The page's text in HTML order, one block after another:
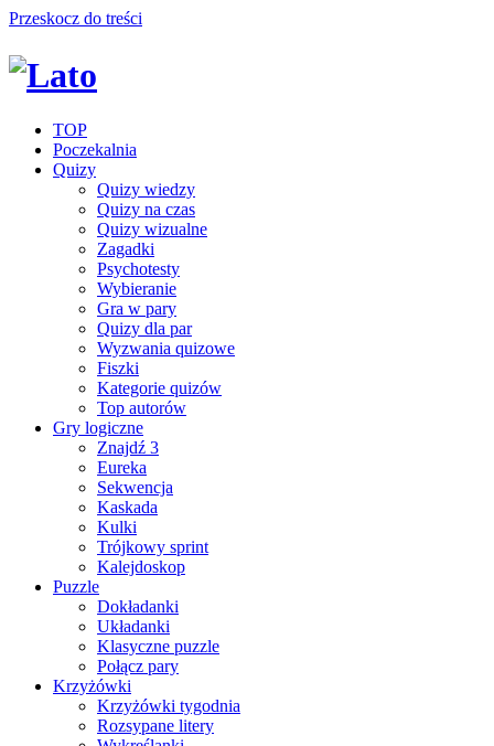
Przeskocz do treści
TOP
Poczekalnia
Quizy
Quizy wiedzy
Quizy na czas
Quizy wizualne
Zagadki
Psychotesty
Wybieranie
Gra w pary
Quizy dla par
Wyzwania quizowe
Fiszki
Kategorie quizów
Top autorów
Gry logiczne
Znajdź 3
Eureka
Sekwencja
Kaskada
Kulki
Trójkowy sprint
Kalejdoskop
Puzzle
Dokładanki
Układanki
Klasyczne puzzle
Połącz pary
Krzyżówki
Krzyżówki tygodnia
Rozsypane litery